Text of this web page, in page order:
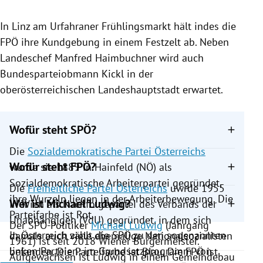
In Linz am Urfahraner Frühlingsmarkt hält indes die
FPÖ ihre Kundgebung in einem Festzelt ab. Neben
Landeschef Manfred Haimbuchner wird auch
Bundesparteiobmann Kickl in der
oberösterreichischen Landeshauptstadt erwartet.
Wofür steht SPÖ?
Die Sozialdemokratische Partei Österreichs
wurde sie 1889 in Hainfeld (NÖ) als
Sozialdemokratische Arbeiterpartei gegründet,
ihre Wurzeln liegen in der Arbeiterbewegung. Die
Parteifarbe ist Rot.
In Österreich zählt die SPÖ zu den sogenannten
linken Parteien; im Grundsatzprogramm von
Wofür steht FPÖ?
DieFreiheitliche Partei Österreichsuwrde 1955
in Wien als Nachfolgepartei des Verbands der
Unabhängigen (VdU) gegründet, in dem sich
damals auch viele ehemalige Nationalsozialisten
befanden. Die Parteifarbe ist Blau. Die FPÖ ist
Wer ist Michael Ludwig?
Der SPÖ-PolitikerMichael Ludwig(Jahrgang
1961) ist seit 2018 Wiener Bürgermeister.
Aufgewachsen ist Ludwig in einem Gemeindebau